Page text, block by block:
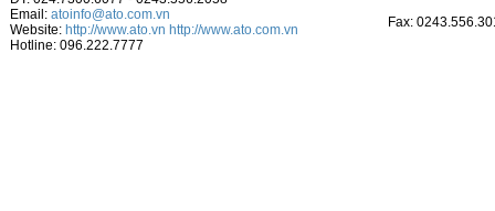
Email: atoinfo@ato.com.vn
Website: http://www.ato.vn http://www.ato.com.vn
Hotline: 096.222.7777
Fax: